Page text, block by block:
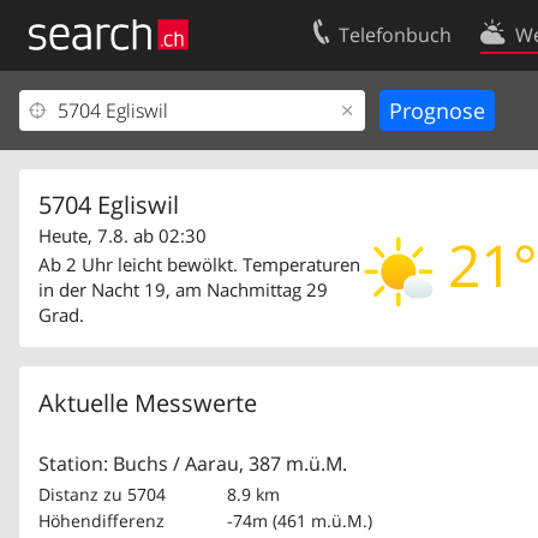
Telefonbuch
5704 Egliswil
21°
Heute, 7.8. ab 02:30
Ab 2 Uhr leicht bewölkt. Temperaturen
in der Nacht 19, am Nachmittag 29
Grad.
Aktuelle Messwerte
Station: Buchs / Aarau, 387 m.ü.M.
Distanz zu 5704
8.9 km
Höhendifferenz
-74m (461 m.ü.M.)
Ihr Eintrag
Kundencenter Geschäftskunden
Kontakt